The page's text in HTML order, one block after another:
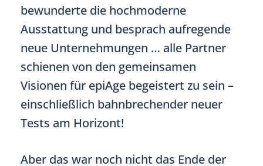
bewunderte die hochmoderne
Ausstattung und besprach aufregende
neue Unternehmungen … alle Partner
schienen von den gemeinsamen
Visionen für epiAge begeistert zu sein –
einschließlich bahnbrechender neuer
Tests am Horizont!
Aber das war noch nicht das Ende der